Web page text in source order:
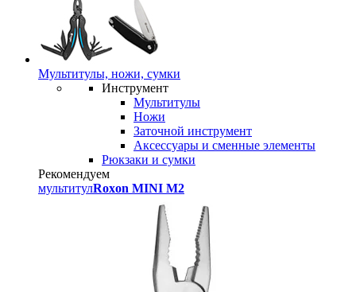
Мультитулы, ножи, сумки
Инструмент
Мультитулы
Ножи
Заточной инструмент
Аксессуары и сменные элементы
Рюкзаки и сумки
Рекомендуем
мультитулRoxon MINI M2